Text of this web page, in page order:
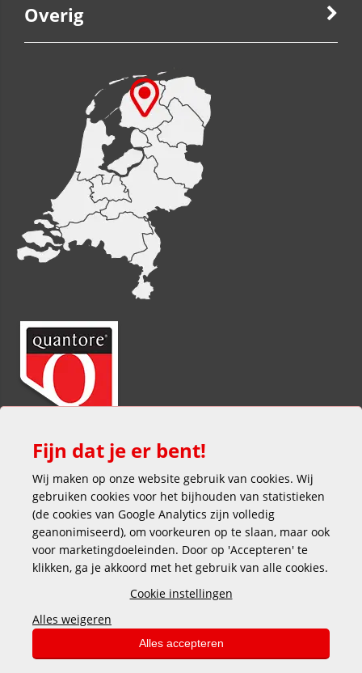
Overig
Veilig en gemakkelijk betalen
Fijn dat je er bent!
Wij maken op onze website gebruik van cookies. Wij
gebruiken cookies voor het bijhouden van statistieken
(de cookies van Google Analytics zijn volledig
geanonimiseerd), om voorkeuren op te slaan, maar ook
voor marketingdoeleinden. Door op 'Accepteren' te
klikken, ga je akkoord met het gebruik van alle cookies.
Cookie instellingen
Alles weigeren
Alles accepteren